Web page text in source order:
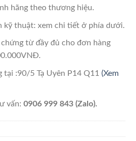
hãng theo thương hiệu.
kỹ thuật: xem chi tiết ở phía dưới.
chứng từ đầy đủ cho đơn hàng
tại :90/5 Tạ Uyên P14 Q11 (Xem
vấn: 0906 999 843 (Zalo).